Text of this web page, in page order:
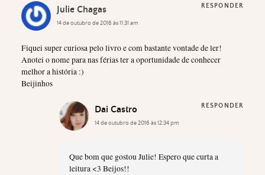
Julie Chagas
14 de outubro de 2016 às 11:31 am
Fiquei super curiosa pelo livro e com bastante vontade de ler!
Anotei o nome para nas férias ter a oportunidade de conhecer
melhor a história :)
Beijinhos
RESPONDER
Dai Castro
14 de outubro de 2016 às 12:34 pm
Que bom que gostou Julie! Espero que curta a
leitura <3 Beijos!!
RESPONDER